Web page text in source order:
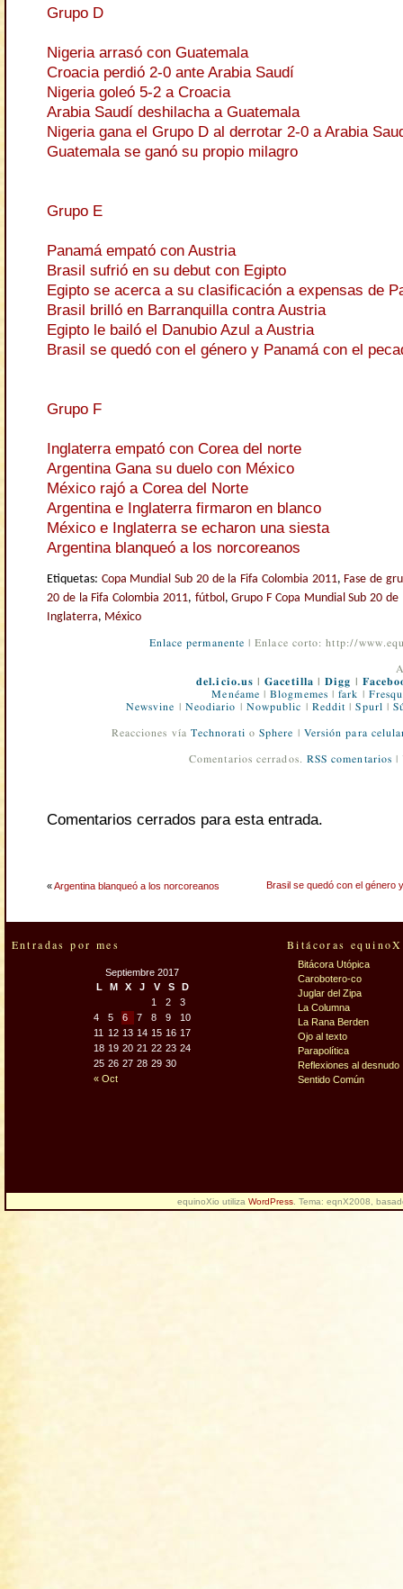
Grupo D
Nigeria arrasó con Guatemala
Croacia perdió 2-0 ante Arabia Saudí
Nigeria goleó 5-2 a Croacia
Arabia Saudí deshilacha a Guatemala
Nigeria gana el Grupo D al derrotar 2-0 a Arabia
Guatemala se ganó su propio milagro
Grupo E
Panamá empató con Austria
Brasil sufrió en su debut con Egipto
Egipto se acerca a su clasificación a expensas de
Brasil brilló en Barranquilla contra Austria
Egipto le bailó el Danubio Azul a Austria
Brasil se quedó con el género y Panamá con el
Grupo F
Inglaterra empató con Corea del norte
Argentina Gana su duelo con México
México rajó a Corea del Norte
Argentina e Inglaterra firmaron en blanco
México e Inglaterra se echaron una siesta
Argentina blanqueó a los norcoreanos
Etiquetas: Copa Mundial Sub 20 de la Fifa Colombia 2011, Fase de
20 de la Fifa Colombia 2011, fútbol,Grupo F Copa Mundial Sub 20
Inglaterra, México
Enlace permanente | Enlace corto: http://
del.icio.us |Gacetilla |Digg
Menéame |Blogmemes |fark
Newsvine
Neodiario Nowpublic Reddit |Spurl |
Reacciones vía Technorati o Sphere Versión para
Comentarios cerrados. RSS comentarios |
Comentarios cerrados para esta entrada.
«Argentina blanqueó a los norcoreanos Brasil se quedó con el género
Entradas por mes
Septiembre 2017
L
M X J V S D
« Oct
1 2
3
4
5 6 7 8 9
10
11
12 13 14 15 16 17
18 19 20 21 22 23 24
25 26 27 28 29 30
Bitácoras
Bitácora Utópica
Carobotero-co
Juglar del Zipa
La Columna
La Rana Berden
Ojo al texto
Parapolítica
Reflexiones al desnudo
Sentido Común
equinoXio utiliza WordPress. Tema: eqnX2008,